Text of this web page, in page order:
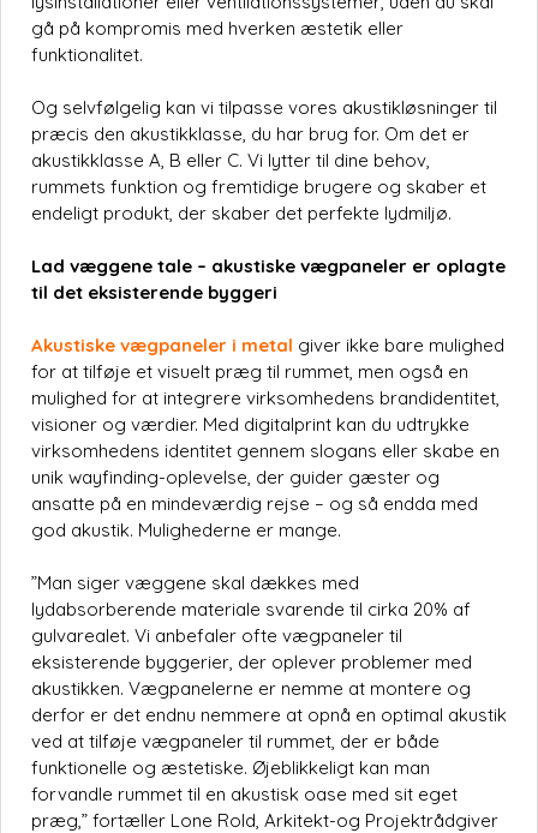
gå på kompromis med hverken æstetik eller
funktionalitet.
Og selvfølgelig kan vi tilpasse vores akustikløsninger til
præcis den akustikklasse, du har brug for. Om det er
akustikklasse A, B eller C. Vi lytter til dine behov,
rummets funktion og fremtidige brugere og skaber et
endeligt produkt, der skaber det perfekte lydmiljø.
Lad væggene tale – akustiske vægpaneler er oplagte
til det eksisterende byggeri
Akustiske vægpaneler i metal giver ikke bare mulighed
for at tilføje et visuelt præg til rummet, men også en
mulighed for at integrere virksomhedens brandidentitet,
visioner og værdier. Med digitalprint kan du udtrykke
virksomhedens identitet gennem slogans eller skabe en
unik wayfinding-oplevelse, der guider gæster og
ansatte på en mindeværdig rejse – og så endda med
god akustik. Mulighederne er mange.
”Man siger væggene skal dækkes med
lydabsorberende materiale svarende til cirka 20% af
gulvarealet. Vi anbefaler ofte vægpaneler til
eksisterende byggerier, der oplever problemer med
akustikken. Vægpanelerne er nemme at montere og
derfor er det endnu nemmere at opnå en optimal akustik
ved at tilføje vægpaneler til rummet, der er både
funktionelle og æstetiske. Øjeblikkeligt kan man
forvandle rummet til en akustisk oase med sit eget
præg,” fortæller Lone Rold, Arkitekt-og Projektrådgiver